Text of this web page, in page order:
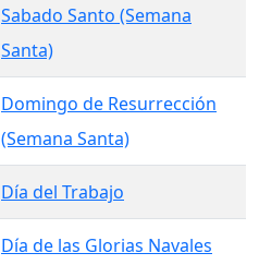
Sabado Santo (Semana
Santa)
Domingo de Resurrección
(Semana Santa)
Día del Trabajo
Día de las Glorias Navales